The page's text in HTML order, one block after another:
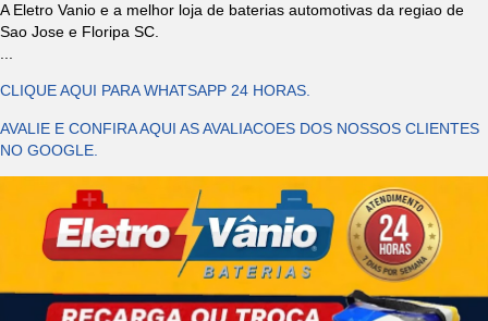
A Eletro Vanio e a melhor loja de baterias automotivas da regiao de
Sao Jose e Floripa SC.
CLIQUE AQUI PARA WHATSAPP 24 HORAS.
AVALIE E CONFIRA AQUI AS AVALIACOES DOS NOSSOS CLIENTES
NO GOOGLE.